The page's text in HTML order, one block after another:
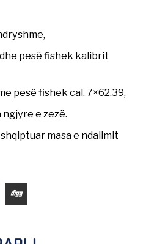
pesë fishek kalibrit
pesë fishek cal. 7×62.39,
e zezë.
masa e ndalimit